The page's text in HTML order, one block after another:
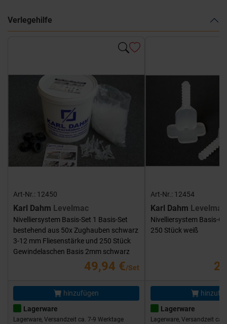
Verlegehilfe
Art-Nr.: 12450
Karl Dahm Levelmac
Nivelliersystem Basis-Set 1 Basis-Set
bestehend aus 50x Zughauben schwarz
3-12 mm Fliesenstärke und 250 Stück
Gewindelaschen Basis 2mm schwarz
49,94 €/Set
hinzufügen
Lagerware
Lagerware, Versandzeit ca. 7-9 Werktage
Art-Nr.: 12454
Karl Dahm Levelmac
Nivelliersystem Basis-
250 Stück weiß
Lagerware
Lagerware, Versandzeit ca.